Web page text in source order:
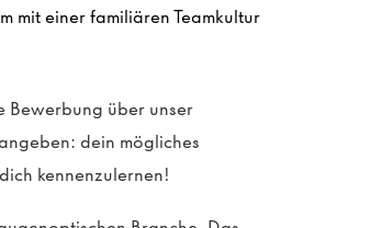
mit einer familiären Teamkultur
Bewerbung über unser
dein mögliches
kennenzulernen!